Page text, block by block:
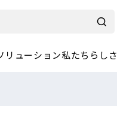
リューション私たちらしさ